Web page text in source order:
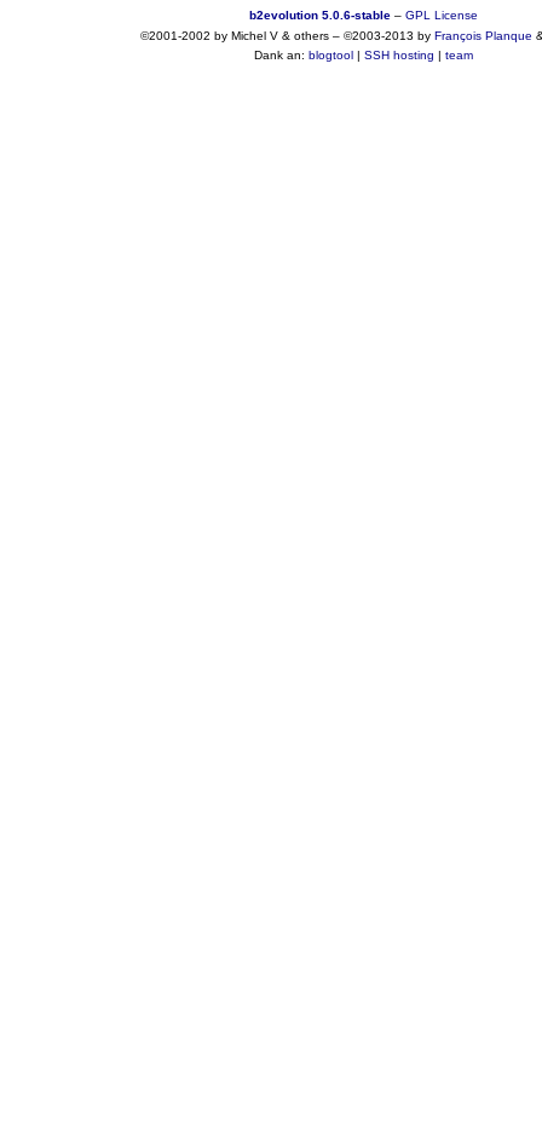
b2evolution 5.0.6-stable– GPL License
©2001-2002 by Michel V & others– ©2003-2013 by François Planque
Dank an: blogtool| SSH hosting | team